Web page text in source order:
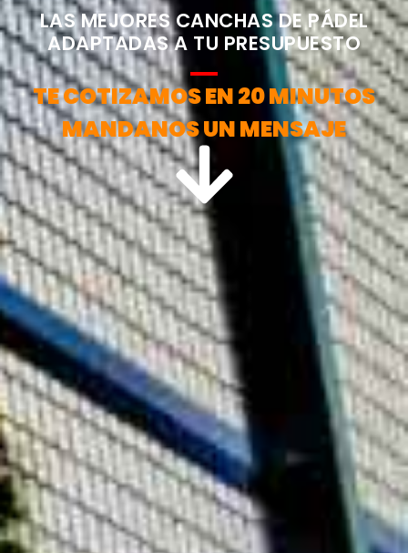
LAS MEJORES CANCHAS DE PÁDEL
ADAPTADAS A TU PRESUPUESTO
TE COTIZAMOS EN 20 MINUTOS
MANDANOS UN MENSAJE